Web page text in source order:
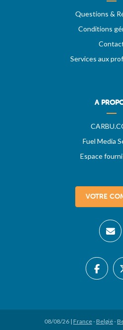
Questions &
Conditions
Services aux
A
Fuel Media
Espace
VOTRE
08/08/26 | France-België-